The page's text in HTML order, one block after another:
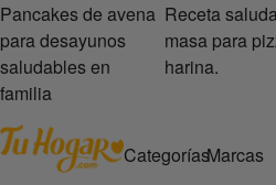
Pancakes de avena
para desayunos
saludables en
familia
Receta
masa para
harina.
CategoríasMarcas